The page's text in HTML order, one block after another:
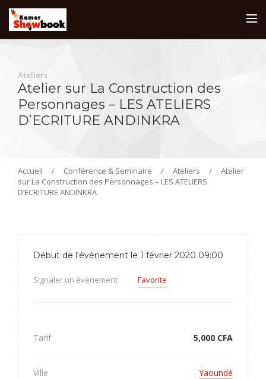
Ateliers
Atelier sur La Construction des
Personnages – LES ATELIERS
D’ECRITURE ANDINKRA
Accueil / Conférence & Seminaire / Ateliers /
Atelier
sur La Construction des Personnages – LES ATELIERS
D’ECRITURE ANDINKRA
Début de l'évènement le 1 février 2020 09:00
Signaler un évènement Favorite
Tarif 5,000 CFA
Ville Yaoundé